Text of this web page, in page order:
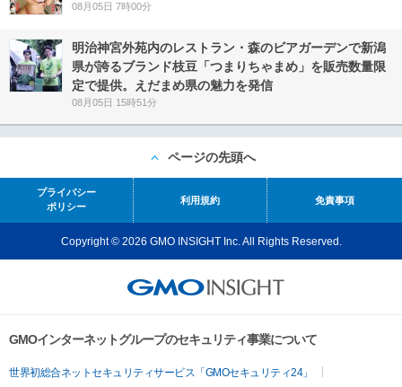
08月05日 7時00分
明治神宮外苑内のレストラン・森のビアガーデンで新潟
県が誇るブランド枝豆「つまりちゃまめ」を販売数量限
定で提供。えだまめ県の魅力を発信
08月05日 15時51分
ページの先頭へ
プライバシー
ポリシー
利用規約 免責事項
Copyright © 2026 GMO INSIGHT Inc. All Rights Reserved.
GMOインターネットグループのセキュリティ事業について
世界初総合ネットセキュリティサービス「GMOセキュリティ24」